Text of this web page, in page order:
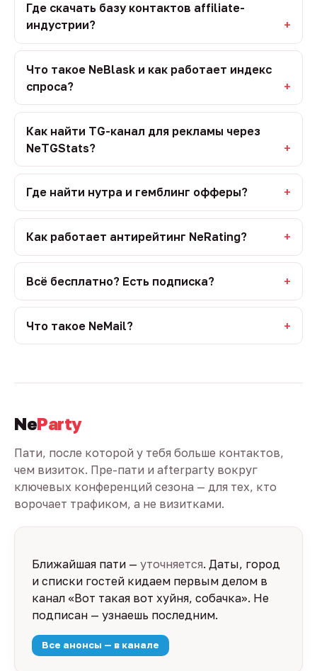
Где скачать базу контактов affiliate-
индустрии?
Что такое NeBlask и как работает индекс
спроса?
Как найти TG-канал для рекламы через
NeTGStats?
Где найти нутра и гемблинг офферы?
Как работает антирейтинг NeRating?
Всё бесплатно? Есть подписка?
Что такое NeMail?
NeParty
Пати, после которой у тебя больше контактов,
чем визиток. Пре-пати и afterparty вокруг
ключевых конференций сезона — для тех, кто
ворочает трафиком, а не визитками.
Ближайшая пати — уточняется. Даты, город
и списки гостей кидаем первым делом в
канал «Вот такая вот хуйня, собачка». Не
подписан — узнаешь последним.
Все анонсы — в канале